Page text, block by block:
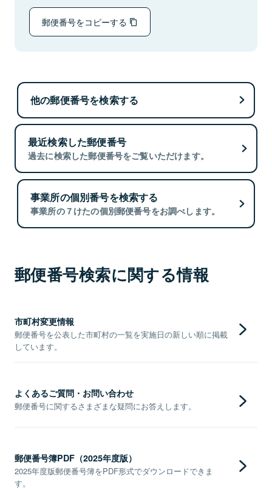
郵便番号をコピーする
他の郵便番号を検索する
最近検索した郵便番号
過去に検索した郵便番号をご覧いただけます。
事業所の個別番号を検索する
事業所の７けたの個別郵便番号をお調べします。
郵便番号検索に関する情報
市町村変更情報
郵便番号を公表した市町村の一覧を実施日の新しい順に掲載
しています。
よくあるご質問・お問い合わせ
郵便番号に関するさまざまな疑問にお答えします。
郵便番号簿PDF（2025年度版）
2025年度版郵便番号簿をPDF形式でダウンロードできま
す。